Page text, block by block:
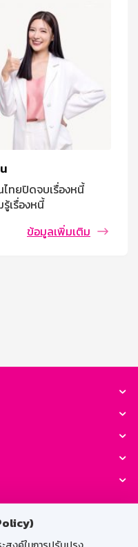
ไทยปิดจบเรื่องหนี้
เรื่องหนี้
ข้อมูลเพิ่มเติม